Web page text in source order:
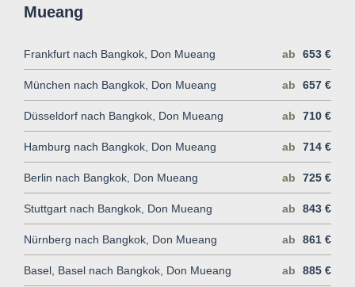
Mueang
Frankfurt nach Bangkok, Don Mueang ab 653 €
München nach Bangkok, Don Mueang ab 657 €
Düsseldorf nach Bangkok, Don Mueang ab 710 €
Hamburg nach Bangkok, Don Mueang ab 714 €
Berlin nach Bangkok, Don Mueang ab 725 €
Stuttgart nach Bangkok, Don Mueang ab 843 €
Nürnberg nach Bangkok, Don Mueang ab 861 €
Basel, Basel nach Bangkok, Don Mueang ab 885 €